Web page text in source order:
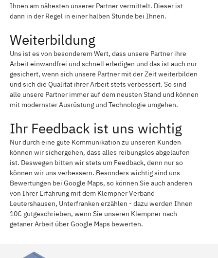
Ihnen am nähesten unserer Partner vermittelt. Dieser ist
dann in der Regel in einer halben Stunde bei Ihnen.
Weiterbildung
Uns ist es von besonderem Wert, dass unsere Partner ihre
Arbeit einwandfrei und schnell erledigen und das ist auch nur
gesichert, wenn sich unsere Partner mit der Zeit weiterbilden
und sich die Qualität ihrer Arbeit stets verbessert. So sind
alle unsere Partner immer auf dem neusten Stand und können
mit modernster Ausrüstung und Technologie umgehen.
Ihr Feedback ist uns wichtig
Nur durch eine gute Kommunikation zu unseren Kunden
können wir sichergehen, dass alles reibungslos abgelaufen
ist. Deswegen bitten wir stets um Feedback, denn nur so
können wir uns verbessern. Besonders wichtig sind uns
Bewertungen bei Google Maps, so können Sie auch anderen
von Ihrer Erfahrung mit dem Klempner Verband
Leutershausen, Unterfranken erzählen - dazu werden Ihnen
10€ gutgeschrieben, wenn Sie unseren Klempner nach
getaner Arbeit über Google Maps bewerten.